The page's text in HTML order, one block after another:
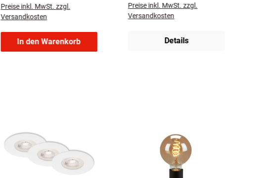
Preise inkl. MwSt. zzgl.
Versandkosten
In den Warenkorb
Preise inkl. MwSt. zzgl.
Versandkosten
Details